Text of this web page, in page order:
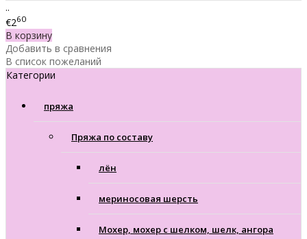
..
€260
В корзину
Добавить в сравнения
В список пожеланий
Категории
пряжа
Пряжа по составу
лён
мериносовая шерсть
Мохер, мохер с шелком, шелк, ангора